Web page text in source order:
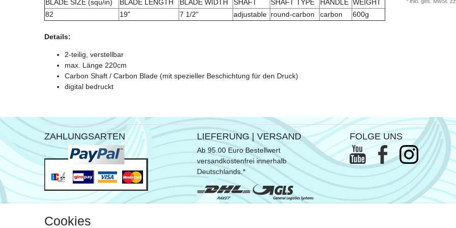
BLADE SIZE (squ/in) BLADE LENGTH BLADE WIDTH SHAFT SHAFT TYPE HANDLE WEIGHT
82
19" 7 1/2" adjustable round-carbon carbon 600g
Details:
2-teilig, verstellbar
max. Länge 220cm
Carbon Shaft / Carbon Blade (mit spezieller Beschichtung für den Druck)
digital bedruckt
ZAHLUNGSARTEN LIEFERUNG | VERSAND
Ab 95.00 Euro Bestellwert
versandkostenfrei innerhalb
Deutschlands.*
FOLGE UNS
Cookies